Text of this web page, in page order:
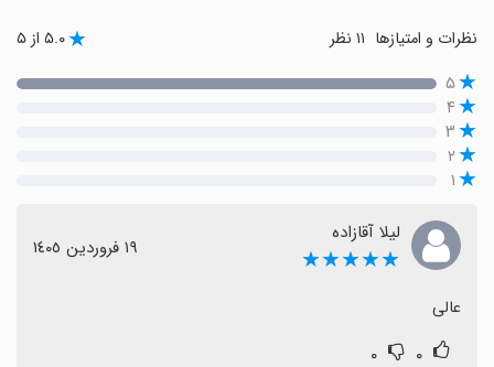
نظرات و امتیازها ۵.۰ از ۵
۵
۴
۳
۲
۱
لیلا آقازاده
★★★★★ ١٩ فروردین ١٤٠٥
عالی
۰ ۰